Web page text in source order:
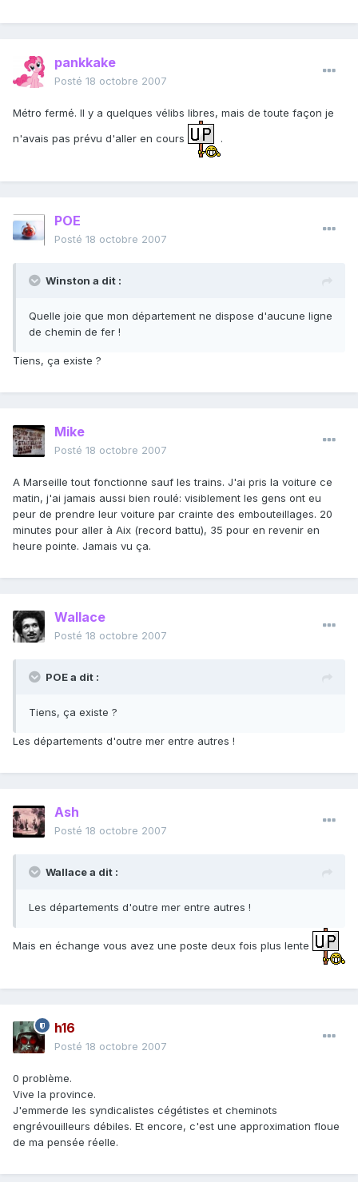
pankkake
Posté 18 octobre 2007
Métro fermé. Il y a quelques vélibs libres, mais de toute façon je
n'avais pas prévu d'aller en cours
.
POE
Posté 18 octobre 2007
Winston a dit :
Quelle joie que mon département ne dispose d'aucune ligne
de chemin de fer !
Tiens, ça existe ?
Mike
Posté 18 octobre 2007
A Marseille tout fonctionne sauf les trains. J'ai pris la voiture ce
matin, j'ai jamais aussi bien roulé: visiblement les gens ont eu
peur de prendre leur voiture par crainte des embouteillages. 20
minutes pour aller à Aix (record battu), 35 pour en revenir en
heure pointe. Jamais vu ça.
Wallace
Posté 18 octobre 2007
POE a dit :
Tiens, ça existe ?
Les départements d'outre mer entre autres !
Ash
Posté 18 octobre 2007
Wallace a dit :
Les départements d'outre mer entre autres !
Mais en échange vous avez une poste deux fois plus lente
h16
Posté 18 octobre 2007
0 problème.
Vive la province.
J'emmerde les syndicalistes cégétistes et cheminots
engrévouilleurs débiles. Et encore, c'est une approximation floue
de ma pensée réelle.